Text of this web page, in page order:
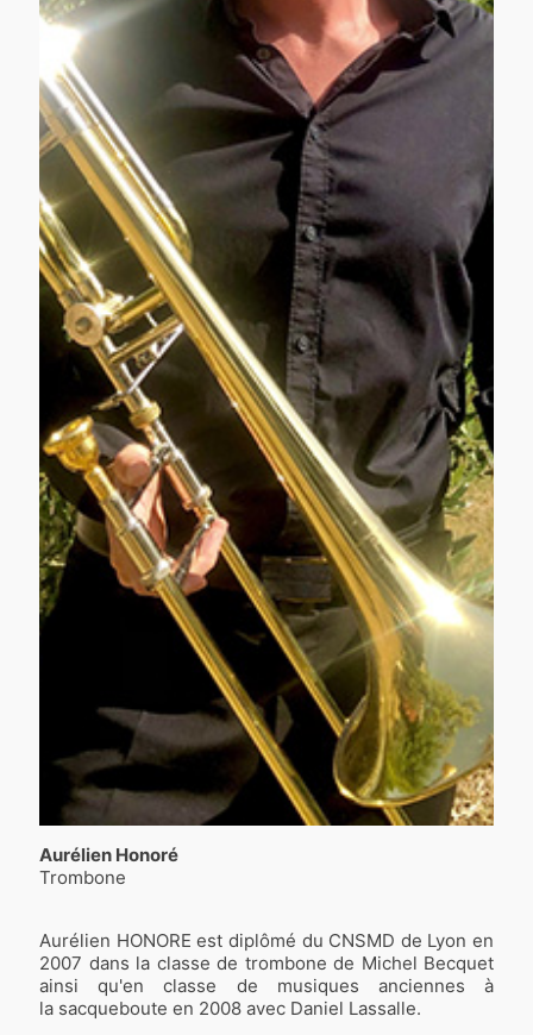
Aurélien Honoré
Trombone
Aurélien HONORE est diplômé du CNSMD de Lyon en
2007 dans la classe de trombone de Michel Becquet
ainsi qu'en classe de musiques anciennes à
la sacqueboute en 2008 avec Daniel Lassalle.